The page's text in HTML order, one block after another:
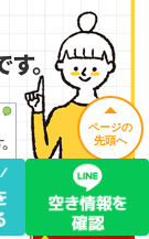
ページの
先頭へ